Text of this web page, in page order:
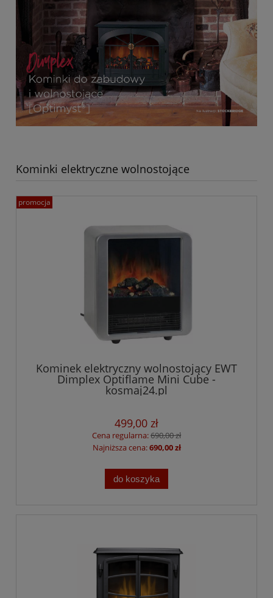
Kominki elektryczne wolnostojące
Kominek elektryczny wolnostojący EWT
Dimplex Optiflame Mini Cube -
kosmaj24.pl
499,00 zł
Cena regularna:690,00 zł
Najniższa cena:690,00 zł
do koszyka
promocja